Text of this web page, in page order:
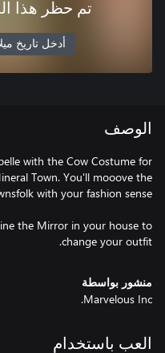
تم حظر هذا
أدخل تاريخ
الوصف
with the Cow Costume for
Town. You'll mooove the
the Mirror in your house to
change your outfit.
منشور بواسطة
Marvelous Inc.
العب باستخدام